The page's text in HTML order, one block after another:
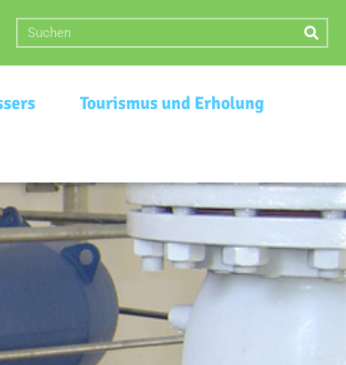
Tourismus und Erholung